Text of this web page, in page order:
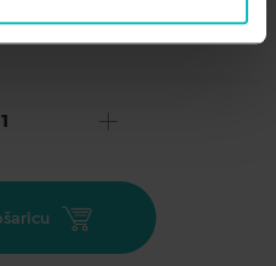
potrošača..
suncokretovom ulju
sastojcima